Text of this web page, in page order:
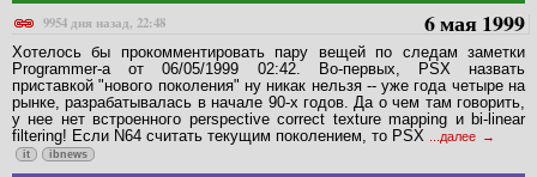
9954 дня назад, 22:48
6 мая 1999
Хотелось бы прокомментировать пару вещей по следам заметки
Programmer-а от 06/05/1999 02:42. Во-первых, PSX назвать
приставкой "нового поколения" ну никак нельзя -- уже года четыре на
рынке, разрабатывалась в начале 90-х годов. Да о чем там говорить,
у нее нет встроенного perspective correct texture mapping и bi-linear
filtering! Если N64 считать текущим поколением, то PSX
...далее
it ibnews